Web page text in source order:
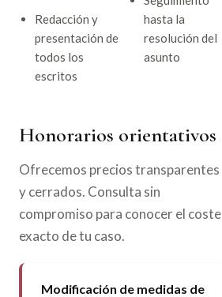
Redacción y
presentación de
todos los
escritos
hasta la
resolución del
asunto
Honorarios orientativos
Ofrecemos precios transparentes
y cerrados. Consulta sin
compromiso para conocer el coste
exacto de tu caso.
Modificación de medidas de